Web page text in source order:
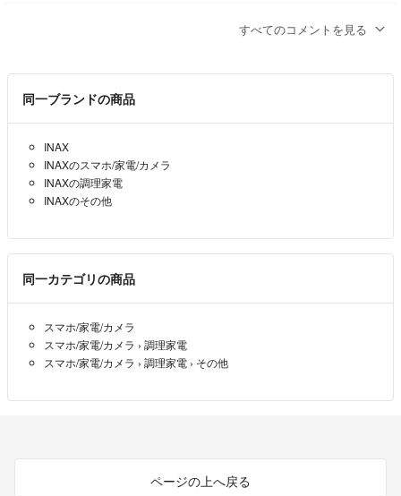
出品者 ちゃー- 1年以上前
はじめまして
こちら匿名での発送は可能でしょうか
クレオ- 1年以上前
１個入りでございます
出品者 - 1年以上前
こちらは1つの出品ですか？
２つの出品ですか？
すべてのコメントを見る
同一ブランドの商品
INAX
INAXのスマホ/家電/カメラ
INAXの調理家電
INAXのその他
同一カテゴリの商品
スマホ/家電/カメラ
スマホ/家電/カメラ › 調理家電
スマホ/家電/カメラ › 調理家電 › その他
ページの上へ戻る